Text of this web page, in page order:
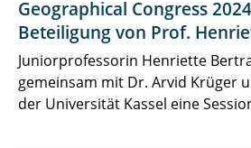
Geographical Congress
Beteiligung von Prof.
Juniorprofessorin Henriette
gemeinsam mit Dr. Arvid Krüger
der Universität Kassel eine